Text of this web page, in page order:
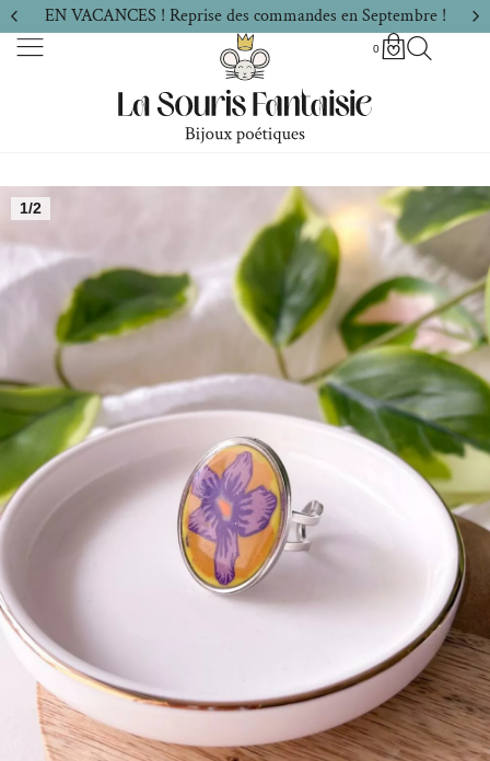
EN VACANCES ! Reprise des commandes en Septembre !
0
1/2